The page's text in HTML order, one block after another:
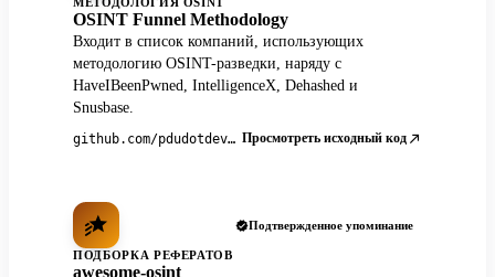
OSINT Funnel Methodology
Входит в список компаний, использующих
методологию OSINT-разведки, наряду с
HaveIBeenPwned, IntelligenceX, Dehashed и
Snusbase.
github.com/pdudotdev/ofm Просмотреть исходный код
Подтвержденное упоминание
ПОДБОРКА РЕФЕРАТОВ
awesome-osint